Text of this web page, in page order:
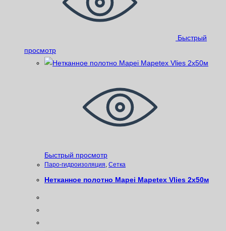
Быстрый
просмотр
Быстрый просмотр
Паро-гидроизоляция, Сетка
Нетканное полотно Mapei Mapetex Vlies 2х50м